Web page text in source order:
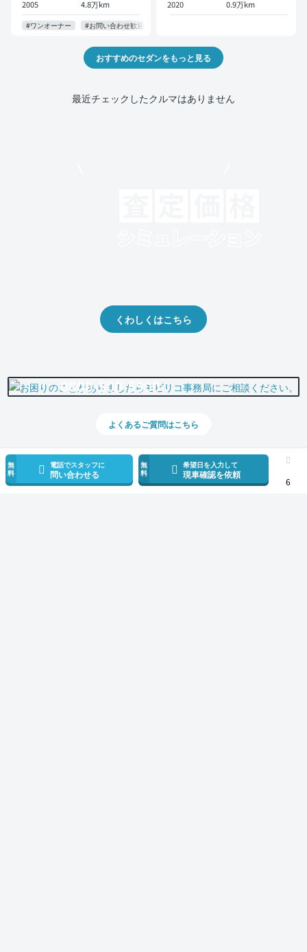
無
料
電話でスタッフに
問い合わせる
無
料
希望日を入力して
現車確認を依頼
6
2005 4.8万km
#ワンオーナー #お問い合わせ歓迎
2020 0.9万km
おすすめのセダンをもっと見る
最近チェックしたクルマはありません
くわしくはこちら
0800-500-5500
よくあるご質問はこちら